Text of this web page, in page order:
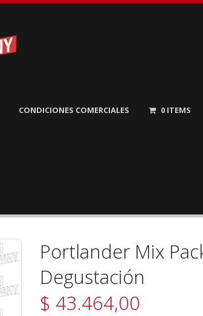
CONDICIONES COMERCIALES 0ITEMS
Portlander Mix
Degustación
$ 43.464,00